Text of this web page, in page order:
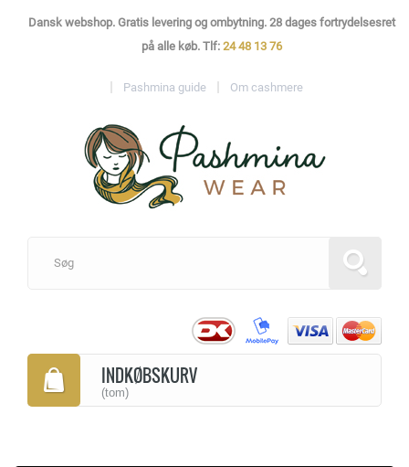
Dansk webshop. Gratis levering og ombytning. 28 dages fortrydelsesret
på alle køb. Tlf: 24 48 13 76
Pashmina guide Om cashmere
INDKØBSKURV
(tom)